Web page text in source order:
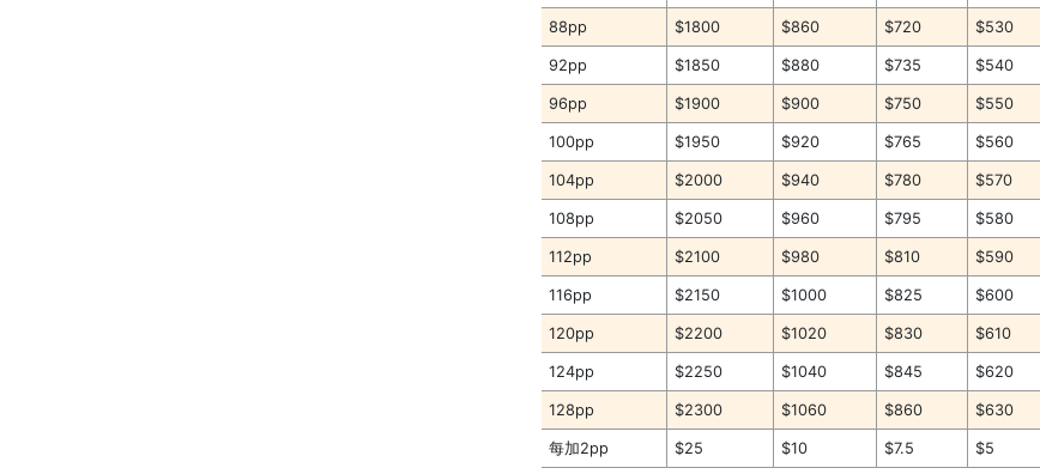
88pp $1800 $860 $720 $530
92pp $1850 $880 $735 $540
96pp $1900 $900 $750 $550
100pp $1950 $920 $765 $560
104pp $2000 $940 $780 $570
108pp $2050 $960 $795 $580
112pp $2100 $980 $810 $590
116pp $2150 $1000 $825 $600
120pp $2200 $1020 $830 $610
124pp $2250 $1040 $845 $620
128pp $2300 $1060 $860 $630
每加2pp $25 $10 $7.5 $5